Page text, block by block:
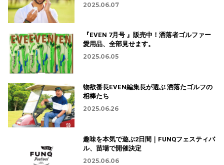
2025.06.07
『EVEN 7月号 』販売中！洒落者ゴルファー
愛用品、全部見せます。
2025.06.05
物欲番長EVEN編集長が選ぶ 洒落たゴルフの
相棒たち
2025.06.26
趣味を本気で遊ぶ2日間｜FUNQフェスティバ
ル、苗場で開催決定
2025.06.06